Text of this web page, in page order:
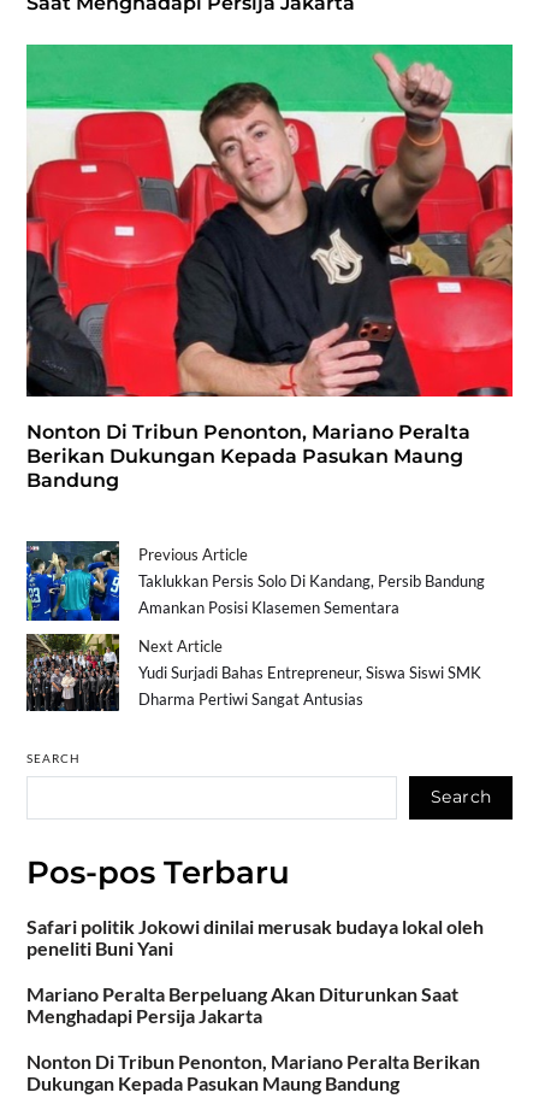
Nonton Di Tribun Penonton, Mariano Peralta
Berikan Dukungan Kepada Pasukan Maung
Bandung
Previous Article
Taklukkan Persis Solo Di Kandang, Persib Bandung
Amankan Posisi Klasemen Sementara
Next Article
Yudi Surjadi Bahas Entrepreneur, Siswa Siswi SMK
Dharma Pertiwi Sangat Antusias
SEARCH
Search
Pos-pos Terbaru
Safari politik Jokowi dinilai merusak budaya lokal oleh
peneliti Buni Yani
Mariano Peralta Berpeluang Akan Diturunkan Saat
Menghadapi Persija Jakarta
Nonton Di Tribun Penonton, Mariano Peralta Berikan
Dukungan Kepada Pasukan Maung Bandung